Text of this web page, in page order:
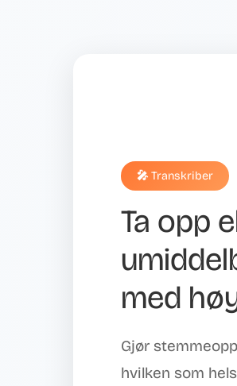
🎤 Transkriber
Ta opp
med
Gjør
hvilken som